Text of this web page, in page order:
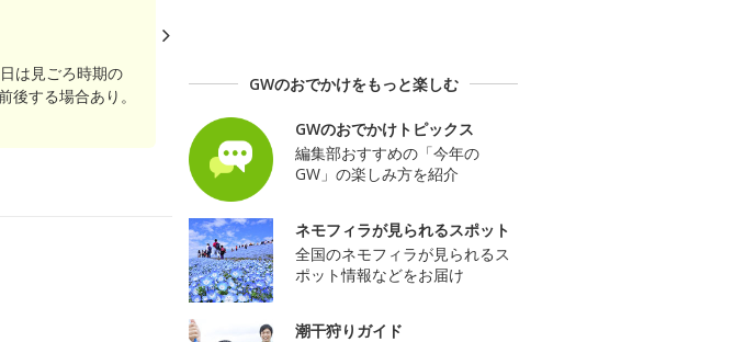
は見ごろ時期の
後する場合あり。
GWのおでかけをもっと楽しむ
GWのおでかけトピックス
編集部おすすめの「今年の
GW」の楽しみ方を紹介
ネモフィラが見られるスポット
全国のネモフィラが見られるス
ポット情報などをお届け
潮干狩りガイド